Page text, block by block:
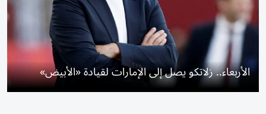
الأربعاء.. زلاتكو يصل إلى الإمارات لقيادة «الأبيض»